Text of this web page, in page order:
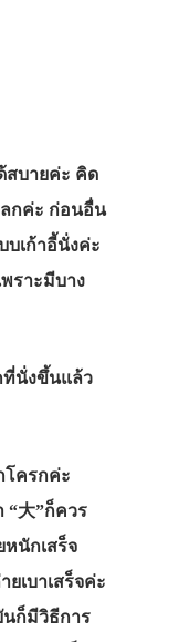
สบายค่ะ คิด
กค่ะ ก่อนอื่น
บเก้าอี้นั่งค่ะ
ราะมีบาง
ที่นั่งขึ้นแล้ว
โครกค่ะ
“大”ก็ควร
นักเสร็จ
เบาเสร็จค่ะ
นก็มีวิธีการ